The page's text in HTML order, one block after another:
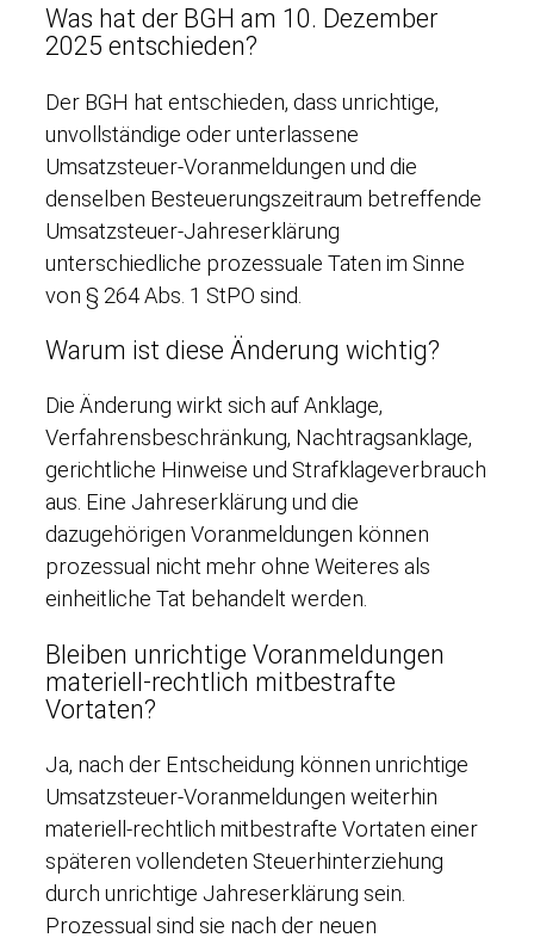
Was hat der BGH am 10. Dezember
2025 entschieden?
Der BGH hat entschieden, dass unrichtige,
unvollständige oder unterlassene
Umsatzsteuer-Voranmeldungen und die
denselben Besteuerungszeitraum betreffende
Umsatzsteuer-Jahreserklärung
unterschiedliche prozessuale Taten im Sinne
von § 264 Abs. 1 StPO sind.
Warum ist diese Änderung wichtig?
Die Änderung wirkt sich auf Anklage,
Verfahrensbeschränkung, Nachtragsanklage,
gerichtliche Hinweise und Strafklageverbrauch
aus. Eine Jahreserklärung und die
dazugehörigen Voranmeldungen können
prozessual nicht mehr ohne Weiteres als
einheitliche Tat behandelt werden.
Bleiben unrichtige Voranmeldungen
materiell-rechtlich mitbestrafte
Vortaten?
Ja, nach der Entscheidung können unrichtige
Umsatzsteuer-Voranmeldungen weiterhin
materiell-rechtlich mitbestrafte Vortaten einer
späteren vollendeten Steuerhinterziehung
durch unrichtige Jahreserklärung sein.
Prozessual sind sie nach der neuen